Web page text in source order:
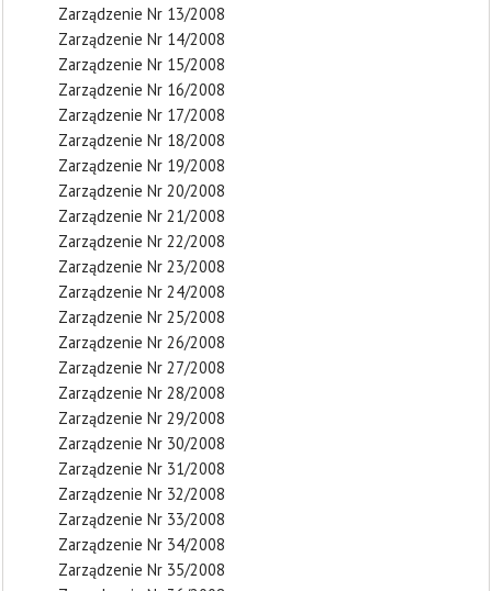
Zarządzenie Nr 13/2008
Zarządzenie Nr 14/2008
Zarządzenie Nr 15/2008
Zarządzenie Nr 16/2008
Zarządzenie Nr 17/2008
Zarządzenie Nr 18/2008
Zarządzenie Nr 19/2008
Zarządzenie Nr 20/2008
Zarządzenie Nr 21/2008
Zarządzenie Nr 22/2008
Zarządzenie Nr 23/2008
Zarządzenie Nr 24/2008
Zarządzenie Nr 25/2008
Zarządzenie Nr 26/2008
Zarządzenie Nr 27/2008
Zarządzenie Nr 28/2008
Zarządzenie Nr 29/2008
Zarządzenie Nr 30/2008
Zarządzenie Nr 31/2008
Zarządzenie Nr 32/2008
Zarządzenie Nr 33/2008
Zarządzenie Nr 34/2008
Zarządzenie Nr 35/2008